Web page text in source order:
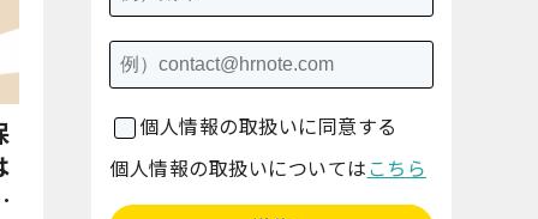
個人情報の取扱いに同意する
個人情報の取扱いについては こちら